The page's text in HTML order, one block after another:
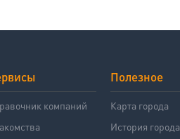
компаний
Полезное
Карта города
История города